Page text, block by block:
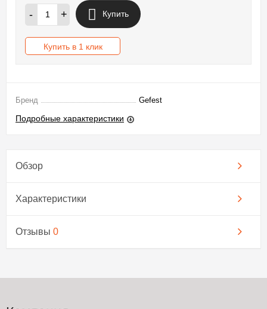
- + Купить
Купить в 1 клик
Бренд Gefest
Подробные характеристики
Обзор
Характеристики
Отзывы 0